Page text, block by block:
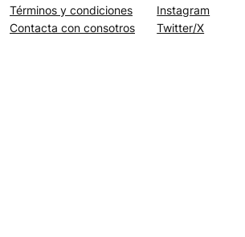
Términos y condiciones
Contacta con consotros
Instagram
Twitter/X